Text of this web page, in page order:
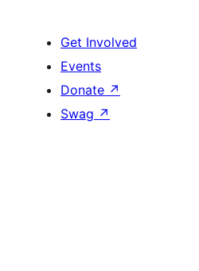
Get Involved
Events
Donate ↗
Swag ↗